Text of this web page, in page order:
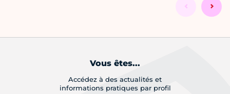
Vous êtes...
Accédez à des actualités et
informations pratiques par profil